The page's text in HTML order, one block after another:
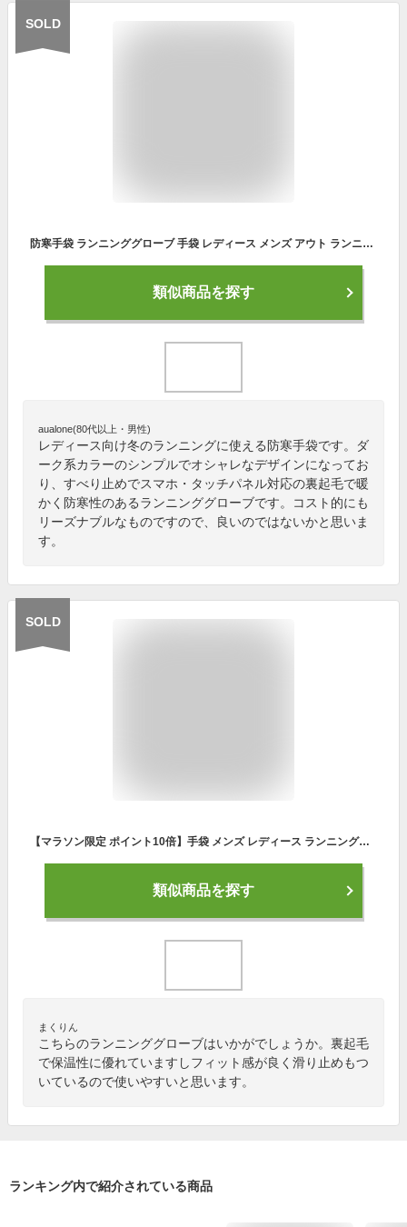
SOLD
防寒手袋 ランニンググローブ 手袋 レディース メンズ アウト ランニンググ手袋 スポーツグローブ てぶくろ スマホ タッチパネル対応 ドアグローブ 裏起毛手袋 トレッキンググローブ 滑り止め 登山グローブ shoutao-1155-gg
類似商品を探す
aualone(80代以上・男性)
レディース向け冬のランニングに使える防寒手袋です。ダ
ーク系カラーのシンプルでオシャレなデザインになってお
り、すべり止めでスマホ・タッチパネル対応の裏起毛で暖
かく防寒性のあるランニンググローブです。コスト的にも
リーズナブルなものですので、良いのではないかと思いま
す。
SOLD
【マラソン限定 ポイント10倍】手袋 メンズ レディース ランニンググローブ 薄手 スマホ手袋 スポーツグローブ 防寒手袋 アウトドアグローブ サイクリンググローブ 裏起毛 滑り止め加工 耐磨耗 フィット感 通勤通学 自転車 春秋冬用
類似商品を探す
まくりん
こちらのランニンググローブはいかがでしょうか。裏起毛
で保温性に優れていますしフィット感が良く滑り止めもつ
いているので使いやすいと思います。
ランキング内で紹介されている商品